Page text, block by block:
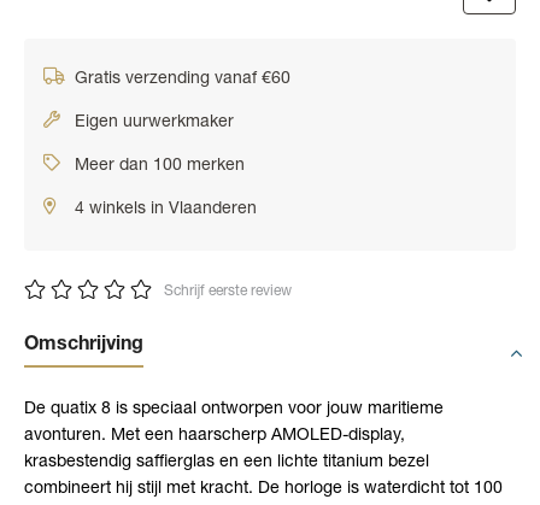
Gratis verzending vanaf €60
Eigen uurwerkmaker
Meer dan 100 merken
4 winkels in Vlaanderen
Schrijf eerste review
Omschrijving
De quatix 8 is speciaal ontworpen voor jouw maritieme
avonturen. Met een haarscherp AMOLED-display,
krasbestendig saffierglas en een lichte titanium bezel
combineert hij stijl met kracht. De horloge is waterdicht tot 100